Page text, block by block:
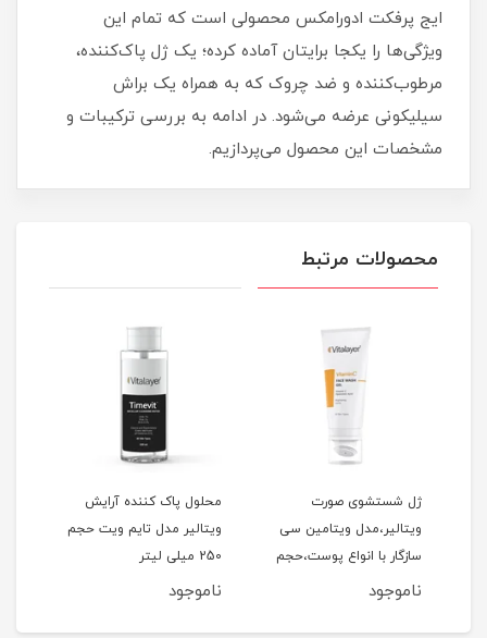
ایج پرفکت ادورامکس محصولی است که تمام این
ویژگی‌ها را یکجا برایتان آماده کرده؛ یک ژل پاک‌کننده،
مرطوب‌کننده و ضد چروک که به همراه یک براش
سیلیکونی عرضه می‌شود. در ادامه به بررسی ترکیبات و
مشخصات این محصول می‌پردازیم.
محصولات مرتبط
ژل شستشوی صورت
ویتالیر،مدل ویتامین سی
سازگار با انواع پوست،حجم
200 میلی‌لیتر
ناموجود
محلول پاک کننده آرایش
ویتالیر مدل تایم ویت حجم
250 میلی لیتر
ناموجود